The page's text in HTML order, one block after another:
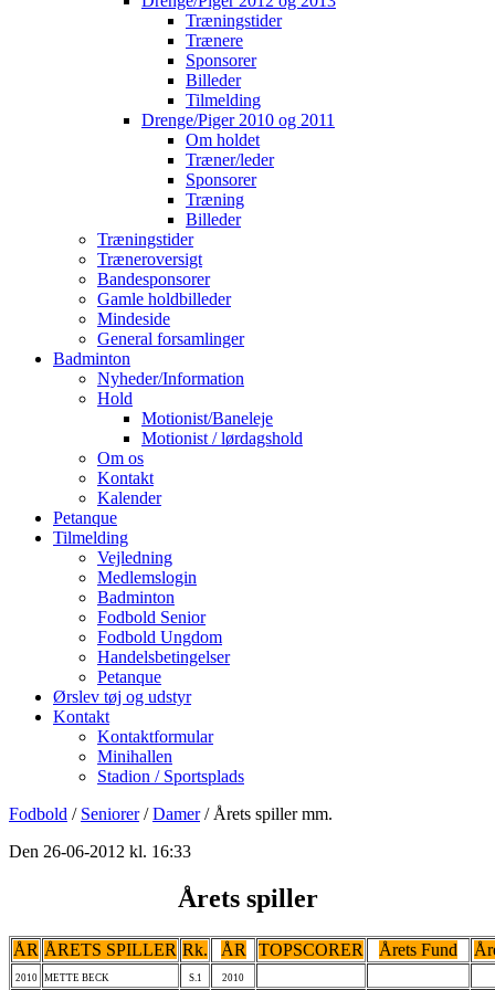
Træningstider
Trænere
Sponsorer
Billeder
Tilmelding
Drenge/Piger 2010 og 2011
Om holdet
Træner/leder
Sponsorer
Træning
Billeder
Træningstider
Træneroversigt
Bandesponsorer
Gamle holdbilleder
Mindeside
General forsamlinger
Badminton
Nyheder/Information
Hold
Motionist/Baneleje
Motionist / lørdagshold
Om os
Kontakt
Kalender
Petanque
Tilmelding
Vejledning
Medlemslogin
Badminton
Fodbold Senior
Fodbold Ungdom
Handelsbetingelser
Petanque
Ørslev tøj og udstyr
Kontakt
Kontaktformular
Minihallen
Stadion / Sportsplads
Fodbold / Seniorer/Damer/ Årets spiller mm.
Den 26-06-2012 kl. 16:33
Årets spiller
ÅR ÅRETS SPILLER Rk. ÅR TOPSCORER Årets Fund
2010 METTE BECK S.1 2010